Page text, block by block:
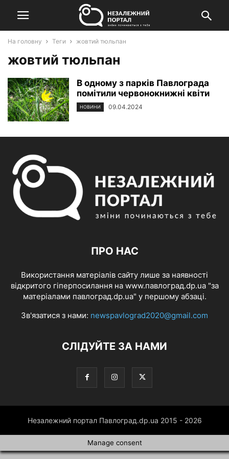
На головну Теги жовтий тюльпан
жовтий тюльпан
В одному з парків Павлограда
помітили червонокнижні квіти
НОВИНИ 09.04.2024
ПРО НАС
Використання матеріалів сайту лише за наявності
відкритого гіперпосилання на www.павлоград.dp.ua "за
матеріалами павлоград.dp.ua" у першому абзаці.
Зв'язатися з нами: newspavlograd2020@gmail.com
СЛІДУЙТЕ ЗА НАМИ
Незалежний портал Павлоград.dp.ua 2015 - 2026
Manage consent